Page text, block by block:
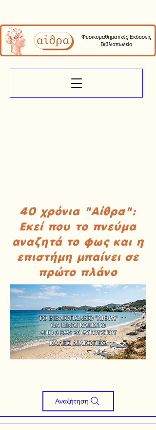
40 χρόνια "Αίθρα":
Εκεί που το πνεύμα
αναζητά το φως και η
επιστήμη μπαίνει σε
πρώτο πλάνο
Αναζήτηση